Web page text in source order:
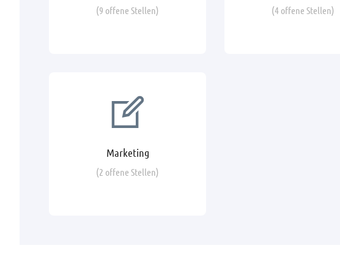
(9 offene Stellen) (4 offene Stellen)
Marketing
(2 offene Stellen)